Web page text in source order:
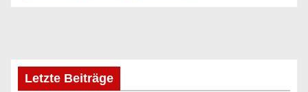
Letzte Beiträge